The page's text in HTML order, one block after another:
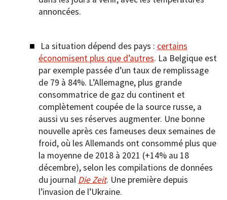
annoncées.
La situation dépend des pays : certains
économisent plus que d’autres. La Belgique est
par exemple passée d’un taux de remplissage
de 79 à 84%. L’Allemagne, plus grande
consommatrice de gaz du continent et
complètement coupée de la source russe, a
aussi vu ses réserves augmenter. Une bonne
nouvelle après ces fameuses deux semaines de
froid, où les Allemands ont consommé plus que
la moyenne de 2018 à 2021 (+14% au 18
décembre), selon les compilations de données
du journal Die Zeit. Une première depuis
l’invasion de l’Ukraine.